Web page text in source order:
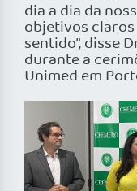
dia a dia da
objetivos
sentido”, disse
durante a
Unimed em